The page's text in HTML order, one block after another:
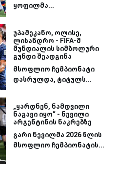
ყოფილმა...
უპამეკანო, ოლისე,
ლისანდრო - FIFA-მ
მუნდიალის სიმბოლური
გუნდი შეადგინა
მსოფლიო ჩემპიონატი
დასრულდა, ტიტულს...
„ყარდნენ, ნამდვილი
ნაგავი იყო“ - ნევილი
არგენტინის ნაკრებზე
გარი ნევილმა 2026 წლის
მსოფლიო ჩემპიონატის...